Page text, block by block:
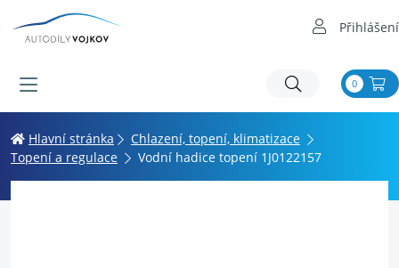
Přihlášení
0
Hlavní stránka
Chlazení, topení, klimatizace
Topení a regulace
Vodní hadice topení 1J0122157